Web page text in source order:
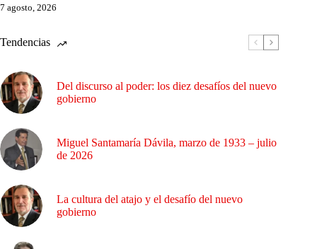
7 agosto, 2026
Tendencias
Del discurso al poder: los diez desafíos del nuevo
gobierno
Miguel Santamaría Dávila, marzo de 1933 – julio
de 2026
La cultura del atajo y el desafío del nuevo
gobierno